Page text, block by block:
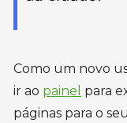
Como um novo
ir ao painel para
páginas para o